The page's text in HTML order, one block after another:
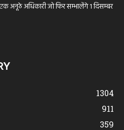
अनूठे अधिकारी जो फिर सम्भालेंगे 1 दिसम्बर
1304
911
359